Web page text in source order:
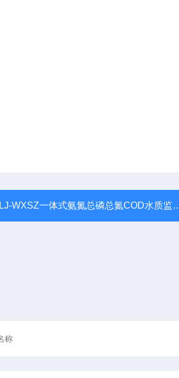
LJ-WXSZ一体式氨氮总磷总氮COD水质监测岸边站